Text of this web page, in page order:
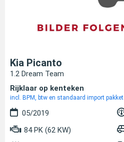
Kia Picanto
1.2 Dream Team
Rijklaar op kenteken
incl. BPM, btw en standaard import pakket
05/2019
84 PK (62 KW)